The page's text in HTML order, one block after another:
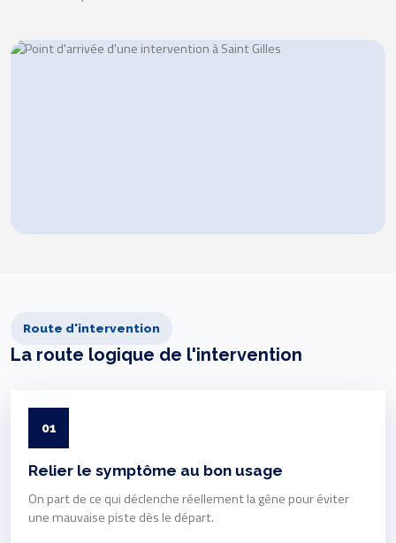
Route d'intervention
La route logique de l'intervention
01
Relier le symptôme au bon usage
On part de ce qui déclenche réellement la gêne pour éviter
une mauvaise piste dès le départ.